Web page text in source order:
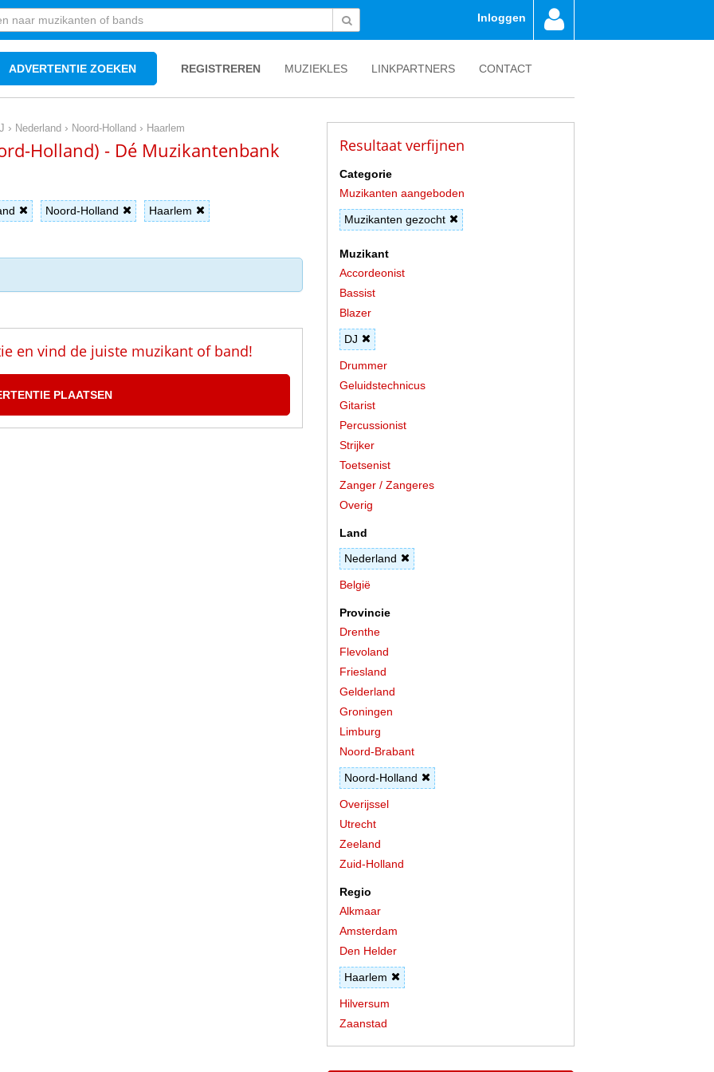
Inloggen
ADVERTENTIE ZOEKEN REGISTREREN MUZIEKLES LINKPARTNERS CONTACT
› Nederland › Noord-Holland › Haarlem
Holland) - Dé Muzikantenbank
Noord-Holland Haarlem
en vind de juiste muzikant of band!
PLAATSEN
Resultaat verfijnen
Categorie
Muzikanten aangeboden
Muzikanten gezocht
Muzikant
Accordeonist
Bassist
Blazer
DJ
Drummer
Geluidstechnicus
Gitarist
Percussionist
Strijker
Toetsenist
Zanger / Zangeres
Overig
Land
Nederland
België
Provincie
Drenthe
Flevoland
Friesland
Gelderland
Groningen
Limburg
Noord-Brabant
Noord-Holland
Overijssel
Utrecht
Zeeland
Zuid-Holland
Regio
Alkmaar
Amsterdam
Den Helder
Haarlem
Hilversum
Zaanstad